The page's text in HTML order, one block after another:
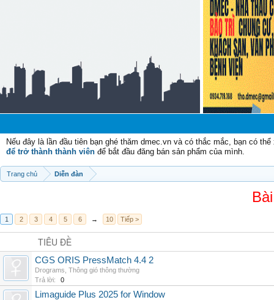
Nếu đây là lần đầu tiên bạn ghé thăm dmec.vn và có thắc mắc, bạn có
để trở thành thành viên để bắt đầu đăng bán sản phẩm của mình.
Trang chủ Diễn đàn
1 2 3 4 5 6 → 10 Tiếp >
TIÊU ĐỀ
CGS ORIS PressMatch 4.4 2
Drograms Thông gió thông thường
Trả lời:
0
Limaguide Plus 2025 for Window